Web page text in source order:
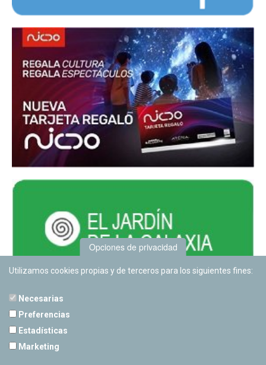
Opciones de privacidad
Utilizamos cookies propias y de terceros para los siguientes fines:
Necesarias
Preferencias
Estadísticas
Marketing